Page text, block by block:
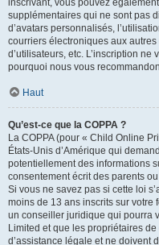
inscrivant, vous pouvez
supplémentaires qui ne sont pas
d’avatars personnalisés,
courriers électroniques aux
d’utilisateurs, etc. L’inscription ne
pourquoi nous vous
Haut
Qu’est-ce que la COPPA ?
La COPPA (pour « Child Online
États-Unis d’Amérique qui
potentiellement des informations
consentement écrit des parents
Si vous ne savez pas si cette loi
moins de 13 ans inscrits sur votre
un conseiller juridique qui pourra
Limited et que les propriétaires
d’assistance légale et ne doivent